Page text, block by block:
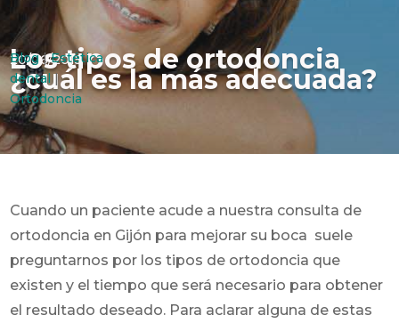
Los tipos de ortodoncia
¿cuál es la más adecuada?
20/06/2015
Blog|Estética
dental|
Ortodoncia
Cuando un paciente acude a nuestra consulta de
ortodoncia en Gijón para mejorar su boca suele
preguntarnos por los tipos de ortodoncia que
existen y el tiempo que será necesario para obtener
el resultado deseado. Para aclarar alguna de estas